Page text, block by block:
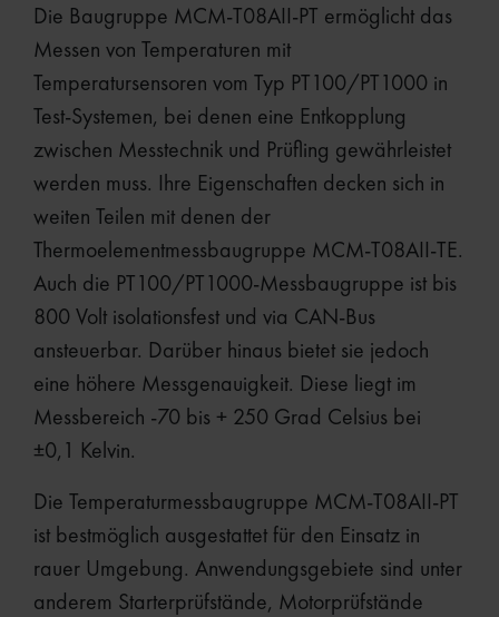
Die Baugruppe MCM-T08AII-PT ermöglicht das
Messen von Temperaturen mit
Temperatursensoren vom Typ PT100/PT1000 in
Test-Systemen, bei denen eine Entkopplung
zwischen Messtechnik und Prüfling gewährleistet
werden muss. Ihre Eigenschaften decken sich in
weiten Teilen mit denen der
Thermoelementmessbaugruppe MCM-T08AII-TE.
Auch die PT100/PT1000-Messbaugruppe ist bis
800 Volt isolationsfest und via CAN-Bus
ansteuerbar. Darüber hinaus bietet sie jedoch
eine höhere Messgenauigkeit. Diese liegt im
Messbereich -70 bis + 250 Grad Celsius bei
±0,1 Kelvin.
Die Temperaturmessbaugruppe MCM-T08AII-PT
ist bestmöglich ausgestattet für den Einsatz in
rauer Umgebung. Anwendungsgebiete sind unter
anderem Starterprüfstände, Motorprüfstände